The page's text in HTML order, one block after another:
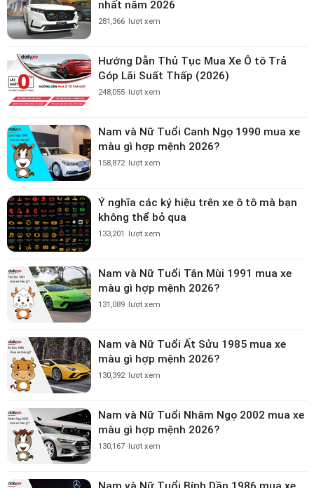
nhất năm 2026
281,366 lượt xem
Hướng Dẫn Thủ Tục Mua Xe Ô tô Trả
Góp Lãi Suất Thấp (2026)
248,055 lượt xem
Nam và Nữ Tuổi Canh Ngọ 1990 mua xe
màu gì hợp mệnh 2026?
158,872 lượt xem
Ý nghĩa các ký hiệu trên xe ô tô mà bạn
không thể bỏ qua
133,201 lượt xem
Nam và Nữ Tuổi Tân Mùi 1991 mua xe
màu gì hợp mệnh 2026?
131,089 lượt xem
Nam và Nữ Tuổi Ất Sửu 1985 mua xe
màu gì hợp mệnh 2026?
130,392 lượt xem
Nam và Nữ Tuổi Nhâm Ngọ 2002 mua xe
màu gì hợp mệnh 2026?
130,167 lượt xem